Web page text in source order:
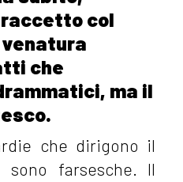
col
venatura
che
ma il
che dirigono il
sono farsesche. Il